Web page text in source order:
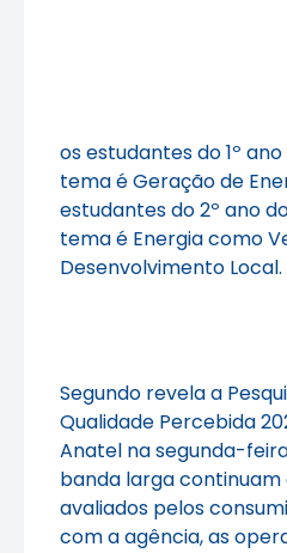
os estudantes do 1º
tema é Geração de
estudantes do 2º ano
tema é Energia como
Desenvolvimento Local.
Segundo revela a
Qualidade Percebida
Anatel na segunda-
banda larga continuam
avaliados pelos
com a agência, as